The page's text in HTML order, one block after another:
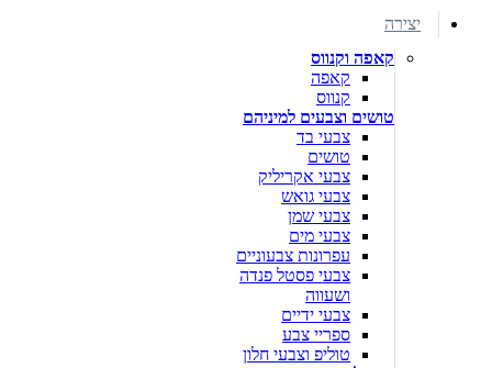
יצירה
קאפה וקנווס
קאפה
קנווס
טושים וצבעים למיניהם
צבעי בד
טושים
צבעי אקריליק
צבעי גואש
צבעי שמן
צבעי מים
עפרונות צבעוניים
צבעי פסטל פנדה
ושעווה
צבעי ידיים
ספריי צבע
טוליפ וצבעי חלון